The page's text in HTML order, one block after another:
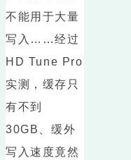
不能用于大量
写入……经过
HD Tune Pro
实测，缓存只
有不到
30GB、缓外
写入速度竟然